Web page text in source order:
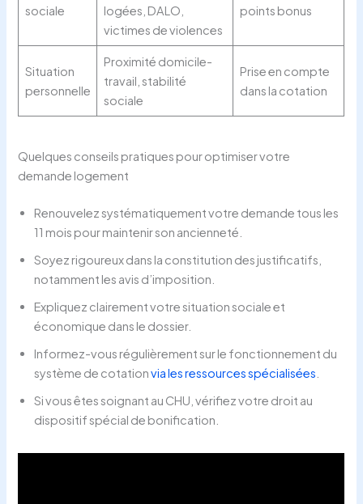
sociale
logées, DALO,
victimes de violences
points bonus
Situation
personnelle
Proximité domicile-
travail, stabilité
sociale
Prise en compte
dans la cotation
Quelques conseils pratiques pour optimiser votre
demande logement
Renouvelez systématiquement votre demande tous les
11 mois pour maintenir son ancienneté.
Soyez rigoureux dans la constitution des justificatifs,
notamment les avis d’imposition.
Expliquez clairement votre situation sociale et
économique dans le dossier.
Informez-vous régulièrement sur le fonctionnement du
système de cotationvia les ressources spécialisées
Si vous êtes soignant au CHU, vérifiez votre droit au
dispositif spécial de bonification.